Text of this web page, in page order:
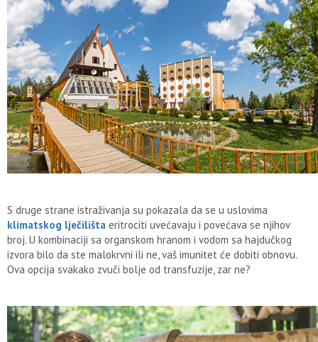
S druge strane istraživanja su pokazala da se u uslovima
klimatskog lječilišta eritrociti uvećavaju i povećava se njihov
broj. U kombinaciji sa organskom hranom i vodom sa hajdučkog
izvora bilo da ste malokrvni ili ne, vaš imunitet će dobiti obnovu.
Ova opcija svakako zvuči bolje od transfuzije, zar ne?